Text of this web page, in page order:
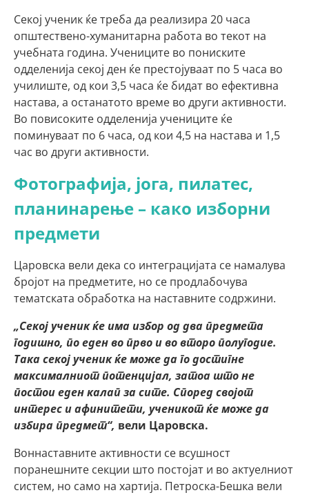
Секој ученик ќе треба да реализира 20 часа
општествено-хуманитарна работа во текот на
учебната година. Учениците во пониските
одделенија секој ден ќе престојуваат по 5 часа во
училиште, од кои 3,5 часа ќе бидат во ефективна
настава, а останатото време во други активности.
Во повисоките одделенија учениците ќе
поминуваат по 6 часа, од кои 4,5 на настава и 1,5
час во други активности.
Фотографија, јога, пилатес,
планинарење – како изборни
предмети
Царовска вели дека со интеграцијата се намалува
бројот на предметите, но се продлабочува
тематската обработка на наставните содржини.
„Секој ученик ќе има избор од два предмета
годишно, по еден во прво и во второ полугодие.
Така секој ученик ќе може да го достигне
максималниот потенцијал, затоа што не
постои еден калап за сите. Според својот
интерес и афинитети, ученикот ќе може да
избира предмет“, вели Царовска.
Воннаставните активности се всушност
поранешните секции што постојат и во актуелниот
систем, но само на хартија. Петроска-Бешка вели